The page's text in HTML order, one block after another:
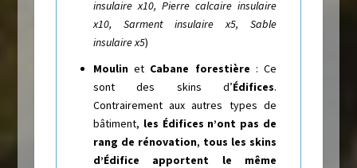
insulaire x10, Pierre calcaire insulaire
x10, Sarment insulaire x5, Sable
insulaire x5)
Moulinet Cabane forestière : Ce
sont des skins d’Édifices.
Contrairement aux autres types de
bâtiment, les Édifices n’ont pas de
rang de rénovation, tous les skins
d’Édifice apportent le même